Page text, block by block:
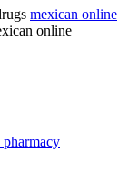
mexican online
online